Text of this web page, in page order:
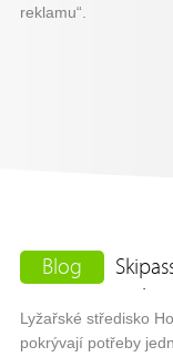
reklamu“.
Blog
Lyžařské středisko
pokrývají potřeby